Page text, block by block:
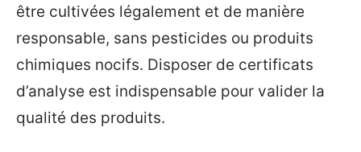
être cultivées légalement et de manière
responsable, sans pesticides ou produits
chimiques nocifs. Disposer de certificats
d’analyse est indispensable pour valider la
qualité des produits.